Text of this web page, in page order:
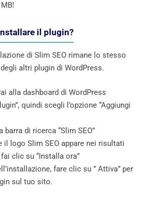
il plugin?
di Slim SEO rimane lo stesso
altri plugin di WordPress.
alla dashboard di WordPress
quindi scegli l’opzione “Aggiungi
barra di ricerca “Slim SEO”
il logo Slim SEO appare nei risultati
clic su “Installa ora”
fare clic su ” Attiva” per
sul tuo sito.